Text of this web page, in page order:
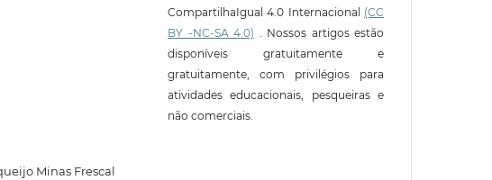
Minas Frescal
CompartilhaIgual 4.0 Internacional (CC
BY -NC-SA 4.0) . Nossos artigos estão
disponíveis gratuitamente e
gratuitamente, com privilégios para
atividades educacionais, pesqueiras e
não comerciais.